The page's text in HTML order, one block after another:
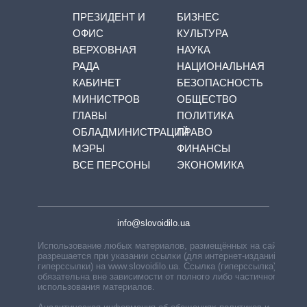
ПРЕЗИДЕНТ И
ОФИС
ВЕРХОВНАЯ
РАДА
КАБИНЕТ
МИНИСТРОВ
ГЛАВЫ
ОБЛАДМИНИСТРАЦИЙ
МЭРЫ
ВСЕ ПЕРСОНЫ
БИЗНЕС
КУЛЬТУРА
НАУКА
НАЦИОНАЛЬНАЯ
БЕЗОПАСНОСТЬ
ОБЩЕСТВО
ПОЛИТИКА
ПРАВО
ФИНАНСЫ
ЭКОНОМИКА
info@slovoidilo.ua
Использование любых материалов, размещённых на сайте,
разрешается при указании ссылки (для интернет-изданий —
гиперссылки) на www.slovoidilo.ua. Ссылка (гиперссылка)
обязательна вне зависимости от полного либо частичного
использования материалов.